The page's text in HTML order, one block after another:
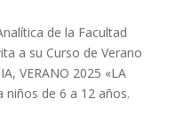
de la Facultad
a su Curso de Verano
VERANO 2025 «LA
niños de 6 a 12 años.